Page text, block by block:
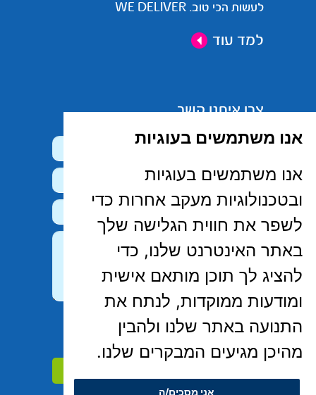
אנו משתמשים בעוגיות
אנו משתמשים בעוגיות
ובטכנולוגיות מעקב אחרות כדי
לשפר את חווית הגלישה שלך
באתר האינטרנט שלנו, כדי
להציג לך תוכן מותאם אישית
ומודעות ממוקדות, לנתח את
התנועה באתר שלנו ולהבין
מהיכן מגיעים המבקרים שלנו.
אני מסכים/ה
לעשות הכי טוב. WE DELIVER
למד עוד
צרו איתנו קשר
קראתי, הבנתי ואני מסכימ/ה ל-
הפרטיותשל האתר